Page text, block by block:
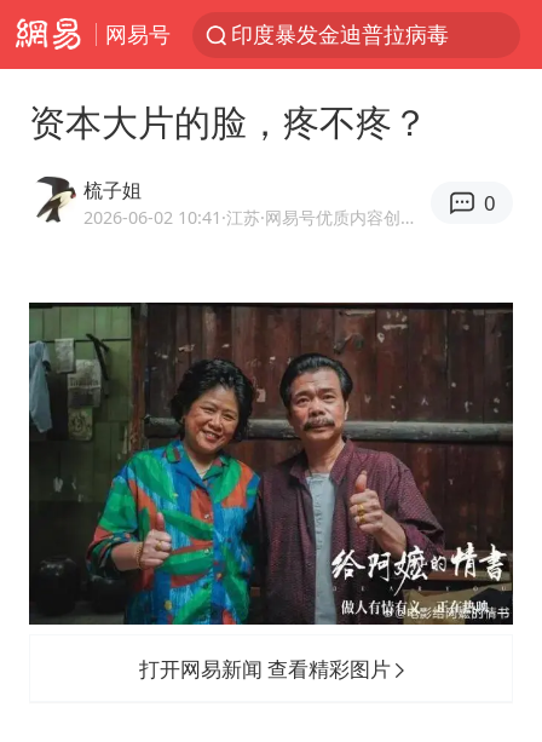
网易号
印度暴发金迪普拉病毒
“事业单位招聘不是人情买卖”
李亚鹏向地铁吐血女孩捐99999元
“银行午休1.5小时”留个窗口行不行
如何把百年大党建设得更加坚强有力
80后女柜员逆袭成4200亿银行副行长
资本大片的脸，疼不疼？
梳子姐
2026-06-02 10:41 ·江苏 ·网易号优质内容创作者
0
打开网易新闻 查看精彩图片